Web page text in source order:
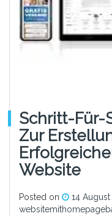
Schritt-Für-
Zur
Website
Posted on 14